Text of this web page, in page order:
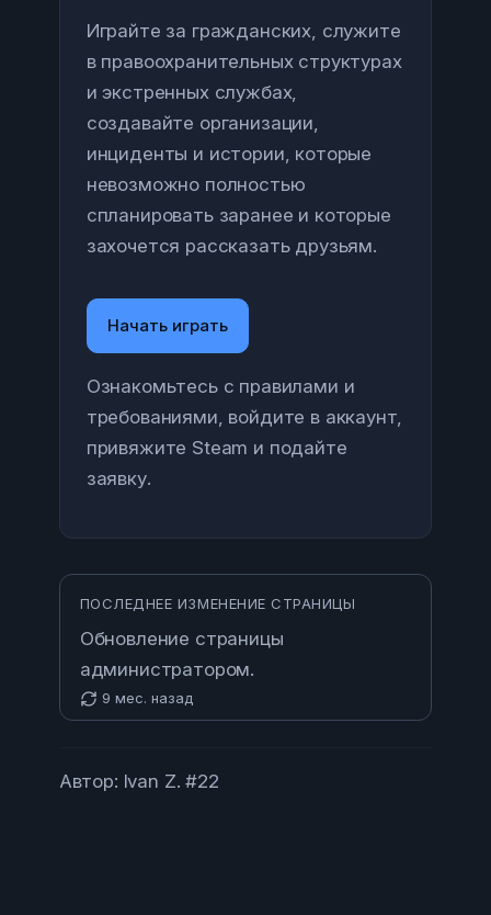
Играйте за гражданских, служите
в правоохранительных структурах
и экстренных службах,
создавайте организации,
инциденты и истории, которые
невозможно полностью
спланировать заранее и которые
захочется рассказать друзьям.
Начать играть
Ознакомьтесь с правилами и
требованиями, войдите в аккаунт,
привяжите Steam и подайте
заявку.
ПОСЛЕДНЕЕ ИЗМЕНЕНИЕ СТРАНИЦЫ
Обновление страницы
администратором.
9 мес. назад
Автор: Ivan Z. #22